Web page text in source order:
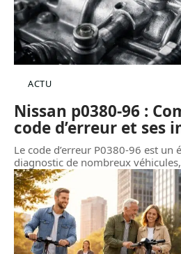
ACTU
Nissan p0380-96 :
code d’erreur et ses
Le code d’erreur P0380-96 est un
diagnostic de nombreux